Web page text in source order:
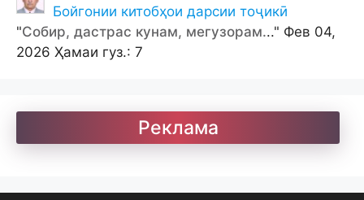
Бойгонии китобҳои дарсии тоҷикӣ
"Собир, дастрас кунам, мегузорам..." Фев 04,
2026 Ҳамаи гуз.: 7
Реклама